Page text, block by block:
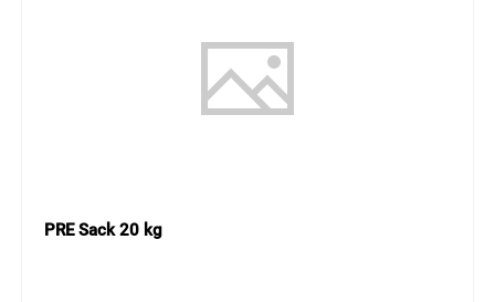
PRE Sack 20 kg